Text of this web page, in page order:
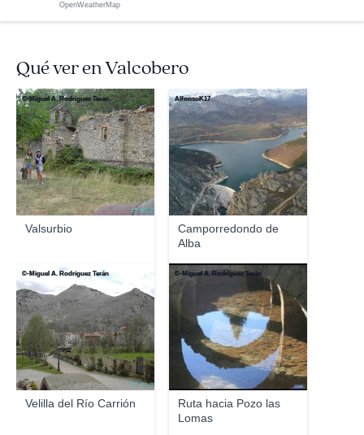
OpenWeatherMap
Qué ver en Valcobero
Valsurbio
©-Miguel A. Rodríguez Terán
Camporredondo de
Alba
AlfonsoK17
Velilla del Río Carrión
©-Miguel A. Rodríguez Terán
Ruta hacia Pozo las
Lomas
©-Miguel A. Rodríguez Terán